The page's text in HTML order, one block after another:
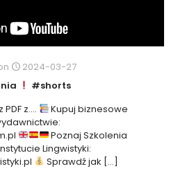
2024-03-27
#shorts
z….
Kupuj biznesowe
Poznaj Szkolenia
Lingwistyki:
Sprawdź jak […]